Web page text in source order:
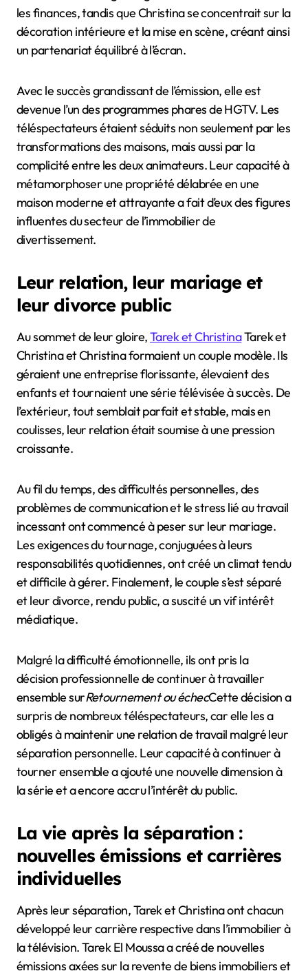
les finances, tandis que Christina se concentrait sur la
décoration intérieure et la mise en scène, créant ainsi
un partenariat équilibré à l’écran.
Avec le succès grandissant de l’émission, elle est
devenue l’un des programmes phares de HGTV. Les
téléspectateurs étaient séduits non seulement par les
transformations des maisons, mais aussi par la
complicité entre les deux animateurs. Leur capacité à
métamorphoser une propriété délabrée en une
maison moderne et attrayante a fait d’eux des figures
influentes du secteur de l’immobilier de
divertissement.
Leur relation, leur mariage et
leur divorce public
Au sommet de leur gloire,Tarek et ChristinaTarek et
Christina et Christina formaient un couple modèle. Ils
géraient une entreprise florissante, élevaient des
enfants et tournaient une série télévisée à succès. De
l’extérieur, tout semblait parfait et stable, mais en
coulisses, leur relation était soumise à une pression
croissante.
Au fil du temps, des difficultés personnelles, des
problèmes de communication et le stress lié au travail
incessant ont commencé à peser sur leur mariage.
Les exigences du tournage, conjuguées à leurs
responsabilités quotidiennes, ont créé un climat tendu
et difficile à gérer. Finalement, le couple s’est séparé
et leur divorce, rendu public, a suscité un vif intérêt
médiatique.
Malgré la difficulté émotionnelle, ils ont pris la
décision professionnelle de continuer à travailler
ensemble surRetournement ou échecCette décision a
surpris de nombreux téléspectateurs, car elle les a
obligés à maintenir une relation de travail malgré leur
séparation personnelle. Leur capacité à continuer à
tourner ensemble a ajouté une nouvelle dimension à
la série et a encore accru l’intérêt du public.
La vie après la séparation :
nouvelles émissions et carrières
individuelles
Après leur séparation, Tarek et Christina ont chacun
développé leur carrière respective dans l’immobilier à
la télévision. Tarek El Moussa a créé de nouvelles
émissions axées sur la revente de biens immobiliers et